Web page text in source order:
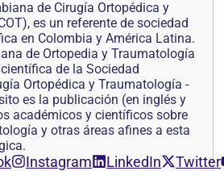
de Cirugía Ortopédica y
es un referente de sociedad
en Colombia y América Latina.
de Ortopedia y Traumatología
de la Sociedad
Ortopédica y Traumatología -
es la publicación (en inglés y
académicos y científicos sobre
y otras áreas afines a esta
Instagram LinkedIn Twitter